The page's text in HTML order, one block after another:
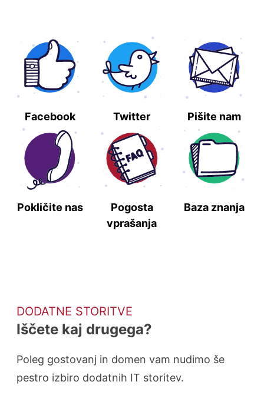
Facebook Twitter Pišite nam
Pokličite nas
Pogosta
vprašanja
Baza znanja
DODATNE STORITVE
Iščete kaj drugega?
Poleg gostovanj in domen vam nudimo še
pestro izbiro dodatnih IT storitev.